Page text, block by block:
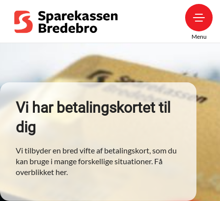
Menu
Vi har betalingskortet til
dig
Vi tilbyder en bred vifte af betalingskort, som du
kan bruge i mange forskellige situationer. Få
overblikket her.